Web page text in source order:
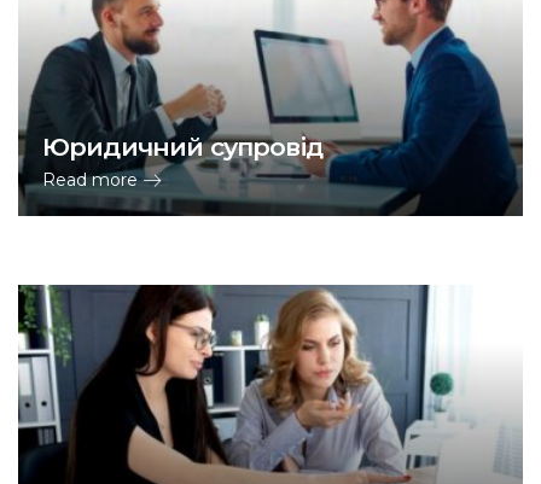
Юридичний супровід
Read more